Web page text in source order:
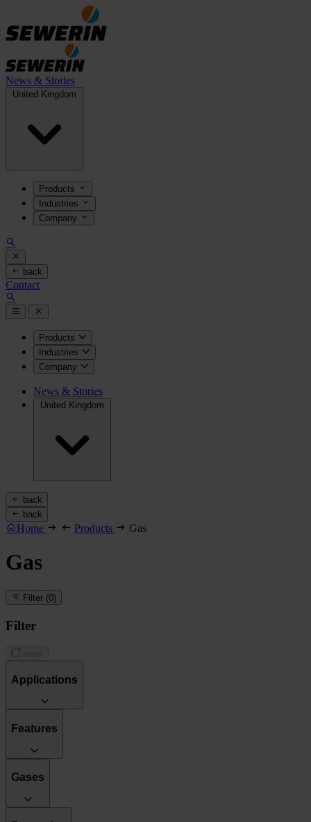
News & Stories
United Kingdom
Products
Industries
Company
back
Contact
Products
Industries
Company
News & Stories
United Kingdom
back
back
Home Products Gas
Gas
Filter (0)
Filter
Applications
Features
Gases